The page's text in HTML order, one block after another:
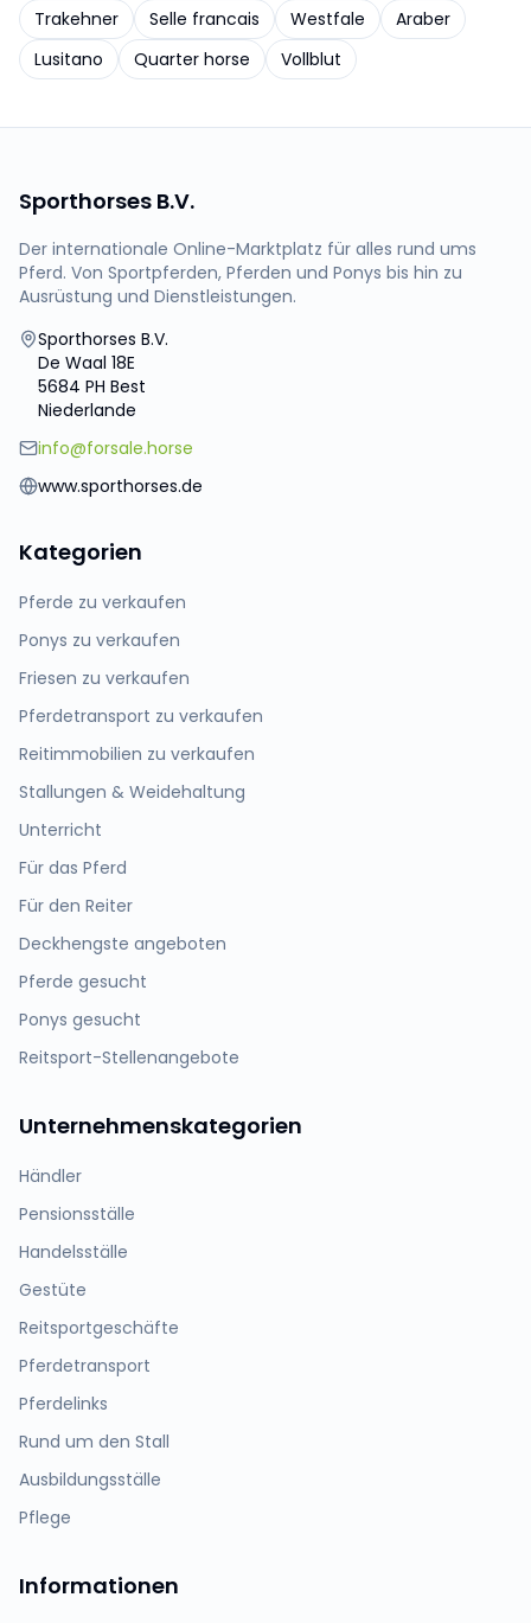
Trakehner
Selle francais Westfale
Araber
Lusitano
Quarter horse Vollblut
Sporthorses B.V.
Der internationale Online-Marktplatz für alles rund ums
Pferd. Von Sportpferden, Pferden und Ponys bis hin zu
Ausrüstung und Dienstleistungen.
Sporthorses B.V.
De Waal 18E
5684 PH Best
Niederlande
info@forsale.horse
www.sporthorses.de
Kategorien
Pferde zu verkaufen
Ponys zu verkaufen
Friesen zu verkaufen
Pferdetransport zu verkaufen
Reitimmobilien zu verkaufen
Stallungen & Weidehaltung
Unterricht
Für das Pferd
Für den Reiter
Deckhengste angeboten
Pferde gesucht
Ponys gesucht
Reitsport-Stellenangebote
Unternehmenskategorien
Händler
Pensionsställe
Handelsställe
Gestüte
Reitsportgeschäfte
Pferdetransport
Pferdelinks
Rund um den Stall
Ausbildungsställe
Pflege
Informationen